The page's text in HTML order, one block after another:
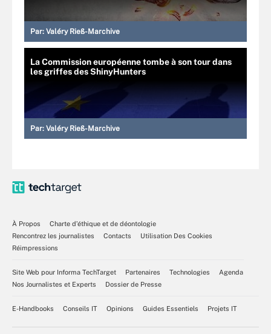
Par: Valéry Rieß-Marchive
La Commission européenne tombe à son tour dans
les griffes des ShinyHunters
Par: Valéry Rieß-Marchive
À Propos
Charte d’éthique et de déontologie
Rencontrez les journalistes
Contacts
Utilisation Des Cookies
Réimpressions
Site Web pour Informa TechTarget Partenaires Technologies
Agenda
Nos Journalistes et Experts
Dossier de Presse
E-Handbooks Conseils IT Opinions Guides Essentiels Projets IT